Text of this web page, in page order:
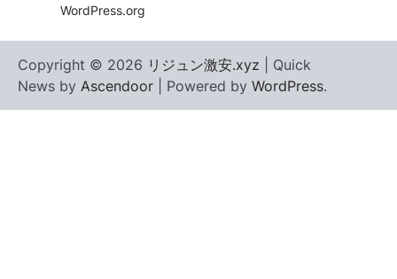
WordPress.org
Copyright © 2026 リジュン激安.xyz | Quick
News by Ascendoor | Powered by WordPress.